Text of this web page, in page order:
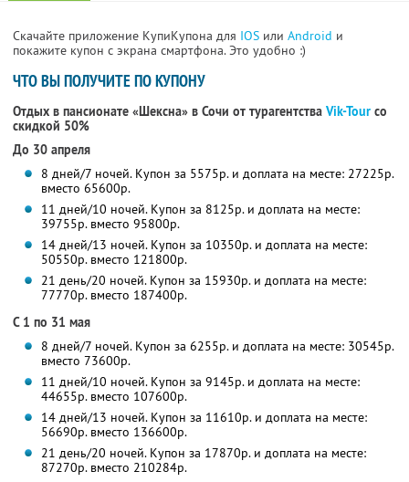
Скачайте приложение КупиКупона для IOS или Android и
покажите купон с экрана смартфона. Это удобно :)
ЧТО ВЫ ПОЛУЧИТЕ ПО КУПОНУ
Отдых в пансионате «Шексна» в Сочи от турагентства Vik-Tour со
скидкой 50%
До 30 апреля
8 дней/7 ночей. Купон за 5575р. и доплата на месте: 27225р.
вместо 65600р.
11 дней/10 ночей. Купон за 8125р. и доплата на месте:
39755р. вместо 95800р.
14 дней/13 ночей. Купон за 10350р. и доплата на месте:
50550р. вместо 121800р.
21 день/20 ночей. Купон за 15930р. и доплата на месте:
77770р. вместо 187400р.
С 1 по 31 мая
8 дней/7 ночей. Купон за 6255р. и доплата на месте: 30545р.
вместо 73600р.
11 дней/10 ночей. Купон за 9145р. и доплата на месте:
44655р. вместо 107600р.
14 дней/13 ночей. Купон за 11610р. и доплата на месте:
56690р. вместо 136600р.
21 день/20 ночей. Купон за 17870р. и доплата на месте:
87270р. вместо 210284р.